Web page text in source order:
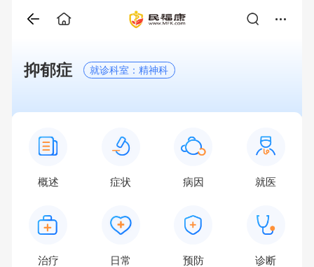
抑郁症 就诊科室：精神科
概述 症状 病因 就医
治疗 日常 预防 诊断